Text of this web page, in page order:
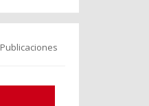
Publicaciones